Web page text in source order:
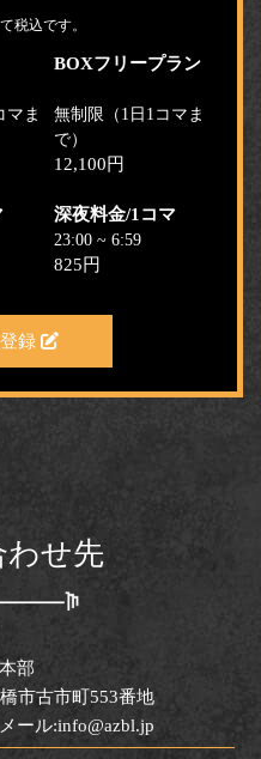
税込です。
BOXフリープラン
マま
無制限（1日1コマま
で）
12,100円
深夜料金/1コマ
23:00 ~ 6:59
825円
録
わせ先
部
市古市町553番地
ール:info@azbl.jp